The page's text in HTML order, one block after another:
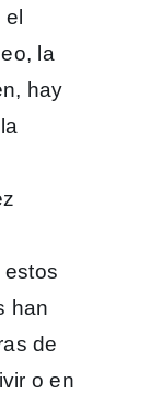
el
la
hay
estos
han
de
o en